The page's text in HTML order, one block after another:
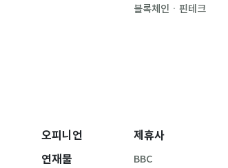
블록체인ㆍ핀테크
오피니언
연재물
제휴사
BBC